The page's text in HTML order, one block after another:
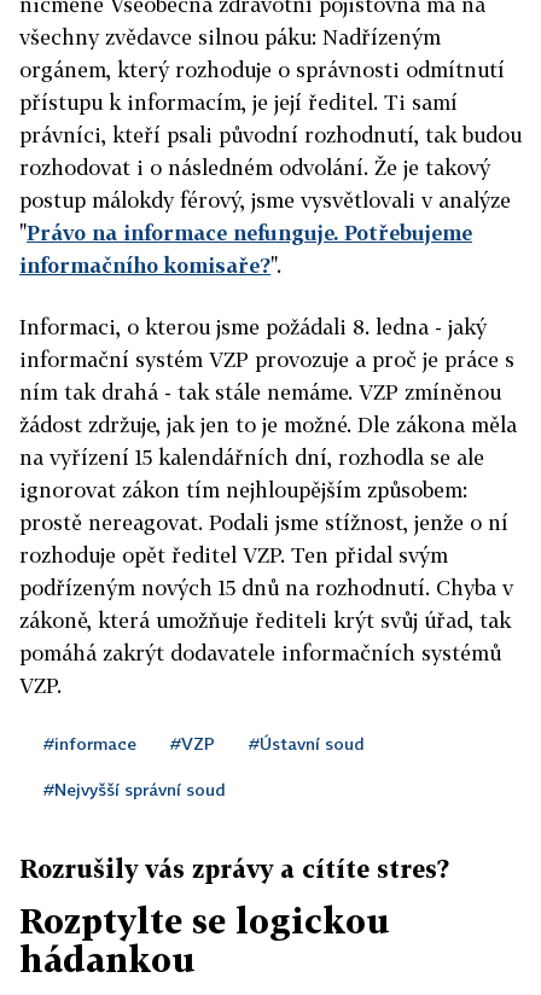
všechny zvědavce silnou páku: Nadřízeným
orgánem, který rozhoduje o správnosti odmítnutí
přístupu k informacím, je její ředitel. Ti samí
právníci, kteří psali původní rozhodnutí, tak budou
rozhodovat i o následném odvolání. Že je takový
postup málokdy férový, jsme vysvětlovali v analýze
"Právo na informace nefunguje. Potřebujeme
informačního komisaře?".
Informaci, o kterou jsme požádali 8. ledna - jaký
informační systém VZP provozuje a proč je práce s
ním tak drahá - tak stále nemáme. VZP zmíněnou
žádost zdržuje, jak jen to je možné. Dle zákona měla
na vyřízení 15 kalendářních dní, rozhodla se ale
ignorovat zákon tím nejhloupějším způsobem:
prostě nereagovat. Podali jsme stížnost, jenže o ní
rozhoduje opět ředitel VZP. Ten přidal svým
podřízeným nových 15 dnů na rozhodnutí. Chyba v
zákoně, která umožňuje řediteli krýt svůj úřad, tak
pomáhá zakrýt dodavatele informačních systémů
VZP.
#informace #VZP #Ústavní soud
#Nejvyšší správní soud
Rozrušily vás zprávy a cítíte stres?
Rozptylte se logickou
hádankou